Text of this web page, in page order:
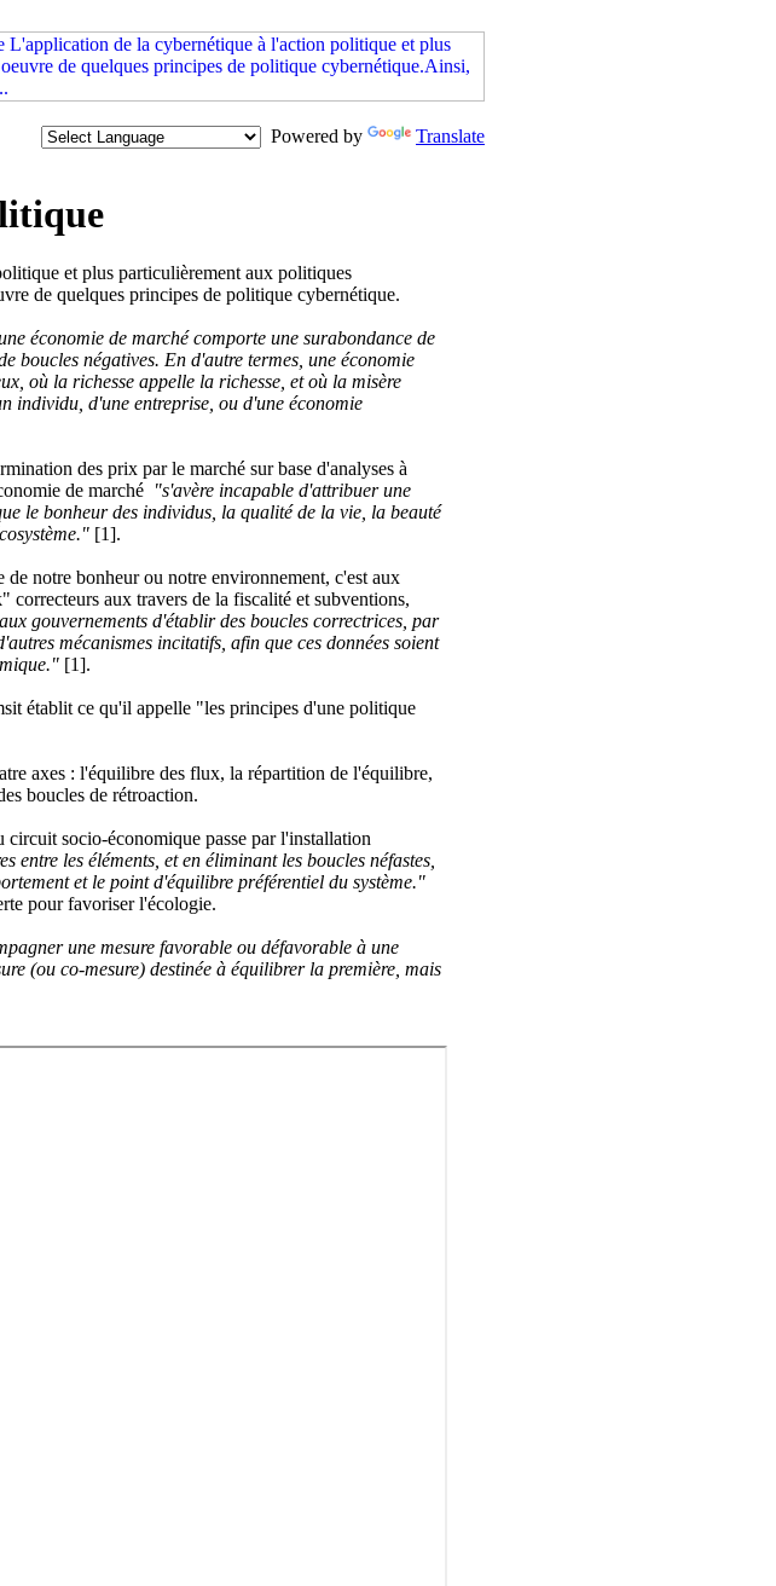
Powered by Translate
et plus particulièrement aux politiques
de quelques principes de politique cybernétique.
économie de marché comporte une surabondance de
boucles négatives. En d'autre termes, une économie
où la richesse appelle la richesse, et où la misère
individu, d'une entreprise, ou d'une économie
des prix par le marché sur base d'analyses à
de marché "s'avère incapable d'attribuer une
le bonheur des individus, la qualité de la vie, la beauté
[1].
notre bonheur ou notre environnement, c'est aux
correcteurs aux travers de la fiscalité et subventions,
gouvernements d'établir des boucles correctrices, par
mécanismes incitatifs, afin que ces données soient
[1].
établit ce qu'il appelle "les principes d'une politique
axes : l'équilibre des flux, la répartition de l'équilibre,
boucles de rétroaction.
socio-économique passe par l'installation
entre les éléments, et en éliminant les boucles néfastes,
et le point d'équilibre préférentiel du système."
pour favoriser l'écologie.
une mesure favorable ou défavorable à une
(ou co-mesure) destinée à équilibrer la première, mais